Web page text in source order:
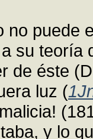
no puede
su teoría
de éste
luz (
y lo